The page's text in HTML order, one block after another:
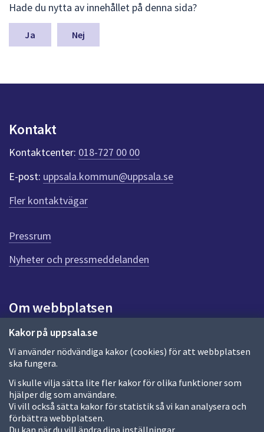
Kakor på uppsala.se
Vi använder nödvändiga kakor (cookies) för att webbplatsen
ska fungera.
Vi skulle vilja sätta lite fler kakor för olika funktioner som
hjälper dig som användare.
Vi vill också sätta kakor för statistik så vi kan analysera och
förbättra webbplatsen.
Du kan när du vill ändra dina inställningar.
ä
m
a
n
k
t
e
r
f
ö
r
e
n
n
a
d
a
Hade du nytta av innehållet på denna sida?
Nej
Kontakt
Kontaktcenter: 018-727 00 00
E-post: uppsala.kommun@uppsala.se
Fler kontaktvägar
Pressrum
Nyheter och pressmeddelanden
Om webbplatsen
Om webbplatsen
Allmänna handlingar och diarium
Behandling av personuppgifter
Kakor
Språk (other languages)